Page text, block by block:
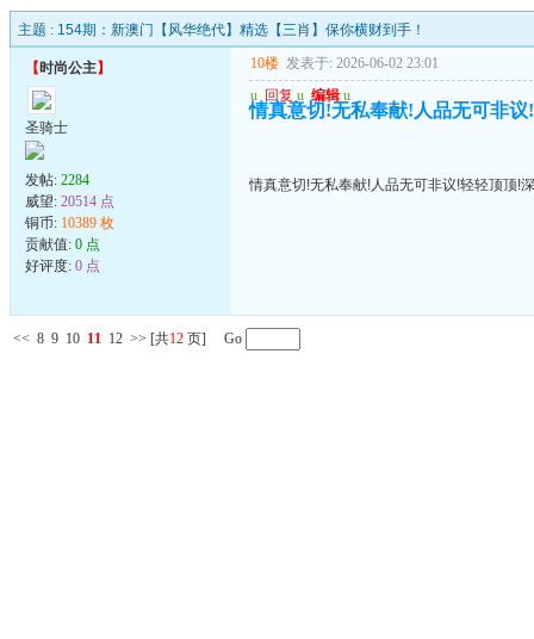
主题 : 154期：新澳门【风华绝代】精选【三肖】保你横财到手！
【时尚公主】
圣骑士
发帖: 2284
威望: 20514 点
铜币: 10389 枚
贡献值: 0 点
好评度: 0 点
10楼 发表于: 2026-06-02 23:01
u 回复 u 编辑 u
情真意切!无私奉献!人品无可非
情真意切!无私奉献!人品无可非议!轻轻顶顶!
<< 8 9 10 11 12 >> [共12 页] Go